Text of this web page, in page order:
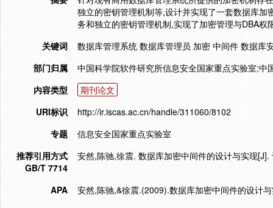
独立的密钥管理机制等,设计并实现了一套数据库
务和独立的密钥管理机制,实现了加密管理与DBA
关键词
数据库管理系统 数据库管理员 加密 中间件 数据库
部门归属
中国科学院软件研究所信息安全国家重点实验室;中
内容类型
期刊论文
URI标识
http://ir.iscas.ac.cn/handle/311060/8102
专题
信息安全国家重点实验室
推荐引用方式
GB/T 7714
安然,陈驰,徐震. 数据库加密中间件的设计与实现
APA
安然,陈驰,&徐震.(2009).数据库加密中间件的设计